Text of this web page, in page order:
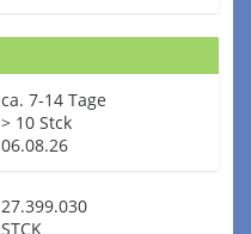
ca. 7-14 Tage
> 10 Stck
06.08.26
27.399.030
STCK